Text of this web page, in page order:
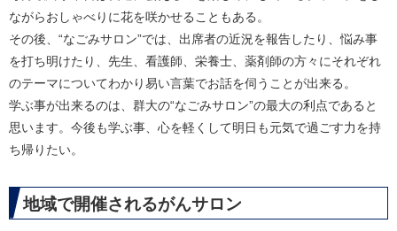
ながらおしゃべりに花を咲かせることもある。
その後、“なごみサロン”では、出席者の近況を報告したり、悩み事
を打ち明けたり、先生、看護師、栄養士、薬剤師の方々にそれぞれ
のテーマについてわかり易い言葉でお話を伺うことが出来る。
学ぶ事が出来るのは、群大の“なごみサロン”の最大の利点であると
思います。今後も学ぶ事、心を軽くして明日も元気で過ごす力を持
ち帰りたい。
地域で開催されるがんサロン